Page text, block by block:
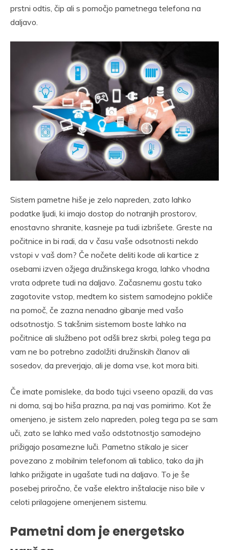
prstni odtis, čip ali s pomočjo pametnega telefona na
daljavo.
Sistem pametne hiše je zelo napreden, zato lahko
podatke ljudi, ki imajo dostop do notranjih prostorov,
enostavno shranite, kasneje pa tudi izbrišete. Greste na
počitnice in bi radi, da v času vaše odsotnosti nekdo
vstopi v vaš dom? Če nočete deliti kode ali kartice z
osebami izven ožjega družinskega kroga, lahko vhodna
vrata odprete tudi na daljavo. Začasnemu gostu tako
zagotovite vstop, medtem ko sistem samodejno pokliče
na pomoč, če zazna nenadno gibanje med vašo
odsotnostjo. S takšnim sistemom boste lahko na
počitnice ali službeno pot odšli brez skrbi, poleg tega pa
vam ne bo potrebno zadolžiti družinskih članov ali
sosedov, da preverjajo, ali je doma vse, kot mora biti.
Če imate pomisleke, da bodo tujci vseeno opazili, da vas
ni doma, saj bo hiša prazna, pa naj vas pomirimo. Kot že
omenjeno, je sistem zelo napreden, poleg tega pa se sam
uči, zato se lahko med vašo odstotnostjo samodejno
prižigajo posamezne luči. Pametno stikalo je sicer
povezano z mobilnim telefonom ali tablico, tako da jih
lahko prižigate in ugašate tudi na daljavo. To je še
posebej priročno, če vaše elektro inštalacije niso bile v
celoti prilagojene omenjenem sistemu.
Pametni dom je energetsko